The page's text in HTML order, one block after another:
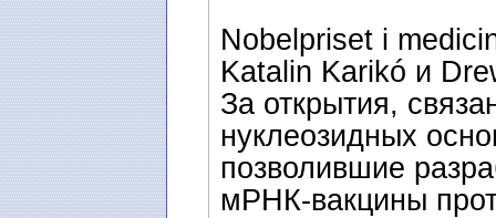
Nobelpriset i
Katalin Karikó и
За открытия,
нуклеозидных
позволившие
мРНК-вакцины